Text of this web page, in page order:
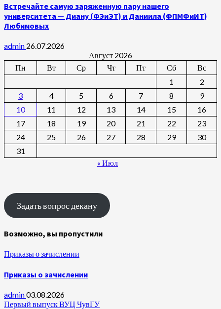
Встречайте самую заряженную пару нашего
университета — Диану (ФЭиЭТ) и Даниила (ФПМФиИТ)
Любимовых
admin 26.07.2026
Август 2026
Пн
Вт Ср Чт Пт Сб
Вс
1
2
3
4 5 6 7 8
9
10
11 12 13 14 15
16
17
18 19 20 21 22
23
24
25 26 27 28 29
30
31
« Июл
Задать вопрос декану
Возможно, вы пропустили
Приказы о зачислении
Приказы о зачислении
admin03.08.2026
Первый выпуск ВУЦ ЧувГУ